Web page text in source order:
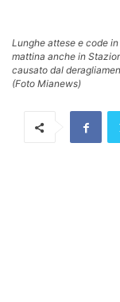
Lunghe attese e code
mattina anche in
causato dal
(Foto Mianews)